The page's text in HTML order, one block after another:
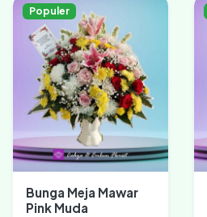
Populer
Bunga Meja Mawar
Pink Muda